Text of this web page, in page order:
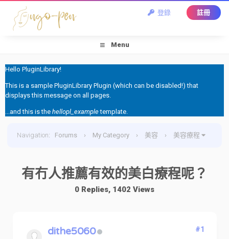
登錄 註冊
Menu
Hello PluginLibrary!
This is a sample PluginLibrary Plugin (which can be disabled!) that
displays this message on all pages.
...and this is the hellopl_exampletemplate.
Navigation: Forums › My Category › 美容 › 美容療程
有冇人推薦有效的美白療程呢？
0 Replies, 1402 Views
dithe5060 #1